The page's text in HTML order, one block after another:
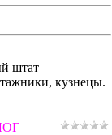
штат
кузнецы.